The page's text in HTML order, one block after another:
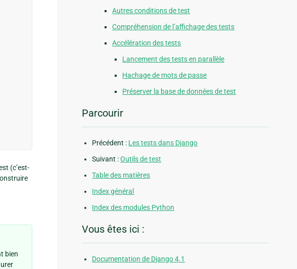
(c’est-
bien
Autres conditions de test
Compréhension de l’affichage des tests
Accélération des tests
Lancement des tests en parallèle
Hachage de mots de passe
Préserver la base de données de test
Parcourir
Précédent : Les tests dans Django
Suivant :Outils de test
Table des matières
Index général
Index des modules Python
Vous êtes ici :
Documentation de Django 4.1